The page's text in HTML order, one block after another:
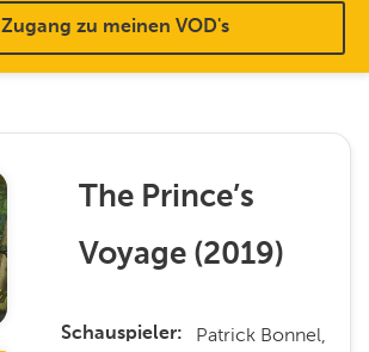
Zugang zu meinen VOD's
The Prince’s
Voyage (2019)
Schauspieler
Patrick Bonnel,